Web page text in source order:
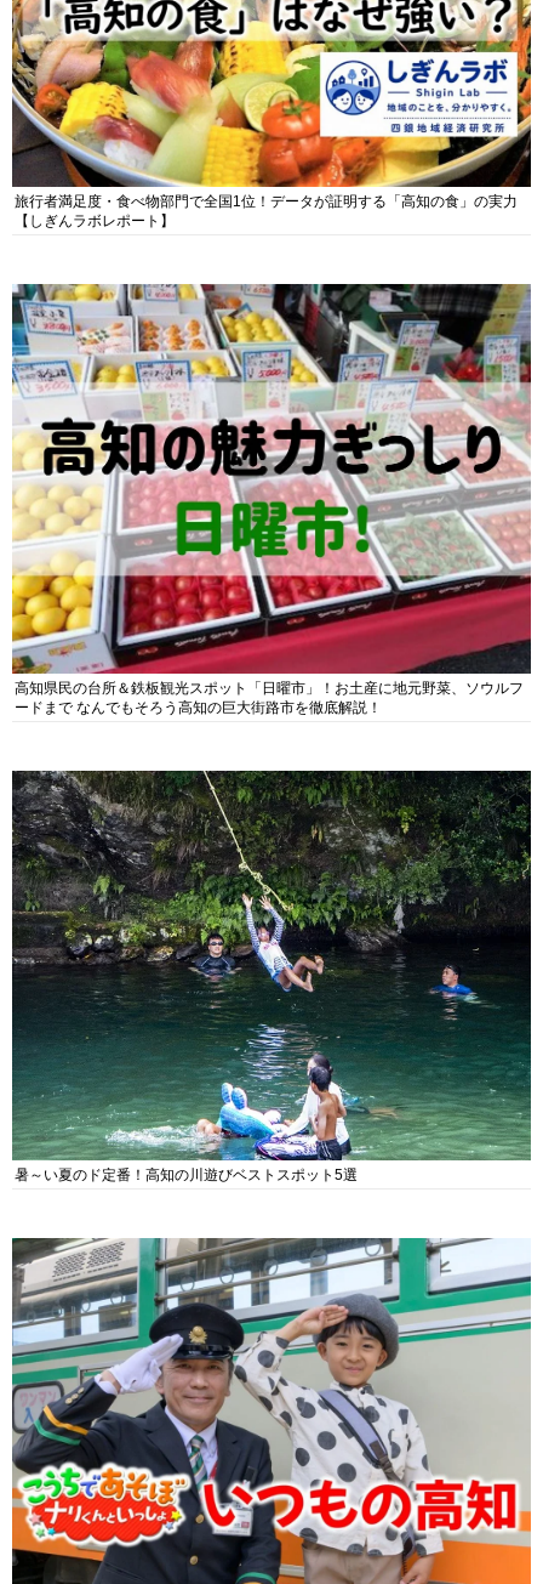
旅行者満足度・食べ物部門で全国1位！データが証明する「高知の食」の実力
【しぎんラボレポート】
高知県民の台所＆鉄板観光スポット「日曜市」！お土産に地元野菜、ソウルフ
ードまで なんでもそろう高知の巨大街路市を徹底解説！
暑～い夏のド定番！高知の川遊びベストスポット5選